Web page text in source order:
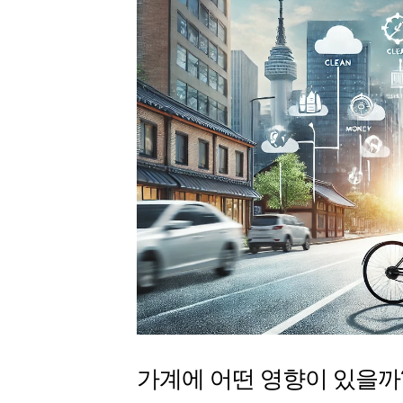
가계에 어떤 영향이 있을